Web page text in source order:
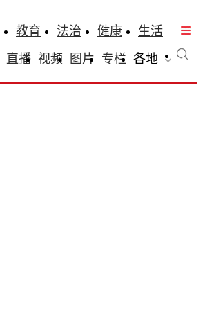
教育 法治 健康
生活
直播 视频 图片 专栏 各地